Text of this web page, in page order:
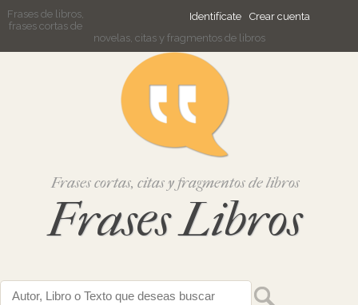
Identifícate Crear cuenta
Frases de libros,
frases cortas de
novelas, citas y fragmentos de libros
Frases cortas, citas y fragmentos de libros
Frases Libros